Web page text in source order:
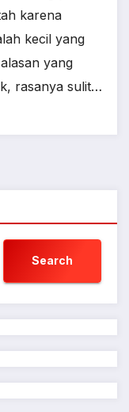
karena
kecil yang
yang
rasanya sulit…
Search